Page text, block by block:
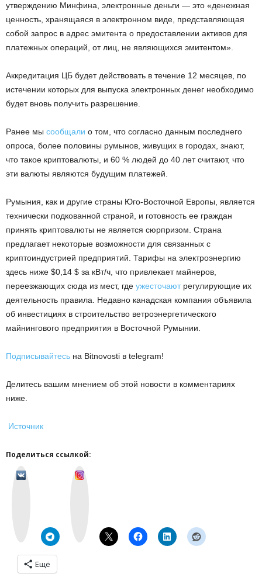
утверждению Минфина, электронные деньги — это «денежная
ценность, хранящаяся в электронном виде, представляющая
собой запрос в адрес эмитента о предоставлении активов для
платежных операций, от лиц, не являющихся эмитентом».
Аккредитация ЦБ будет действовать в течение 12 месяцев, по
истечении которых для выпуска электронных денег необходимо
будет вновь получить разрешение.
Ранее мы сообщали о том, что согласно данным последнего
опроса, более половины румынов, живущих в городах, знают,
что такое криптовалюты, и 60 % людей до 40 лет считают, что
эти валюты являются будущим платежей.
Румыния, как и другие страны Юго-Восточной Европы, является
технически подкованной страной, и готовность ее граждан
принять криптовалюты не является сюрпризом. Страна
предлагает некоторые возможности для связанных с
криптоиндустрией предприятий. Тарифы на электроэнергию
здесь ниже $0,14 $ за кВт/ч, что привлекает майнеров,
переезжающих сюда из мест, где ужесточаютрегулирующие их
деятельность правила. Недавно канадская компания объявила
об инвестициях в строительство ветроэнергетического
майнингового предприятия в Восточной Румынии.
Подписывайтесь на Bitnovosti в telegram!
Делитесь вашим мнением об этой новости в комментариях
ниже.
Источник
Поделиться ссылкой:
Ещё